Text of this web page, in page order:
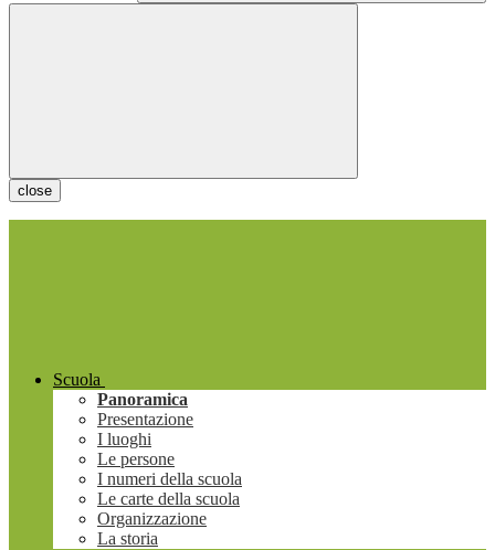
close
Scuola
Panoramica
Presentazione
I luoghi
Le persone
I numeri della scuola
Le carte della scuola
Organizzazione
La storia